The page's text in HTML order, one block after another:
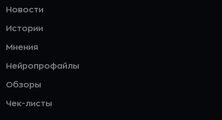
Новости
Истории
Мнения
Нейропрофайлы
Обзоры
Чек-листы